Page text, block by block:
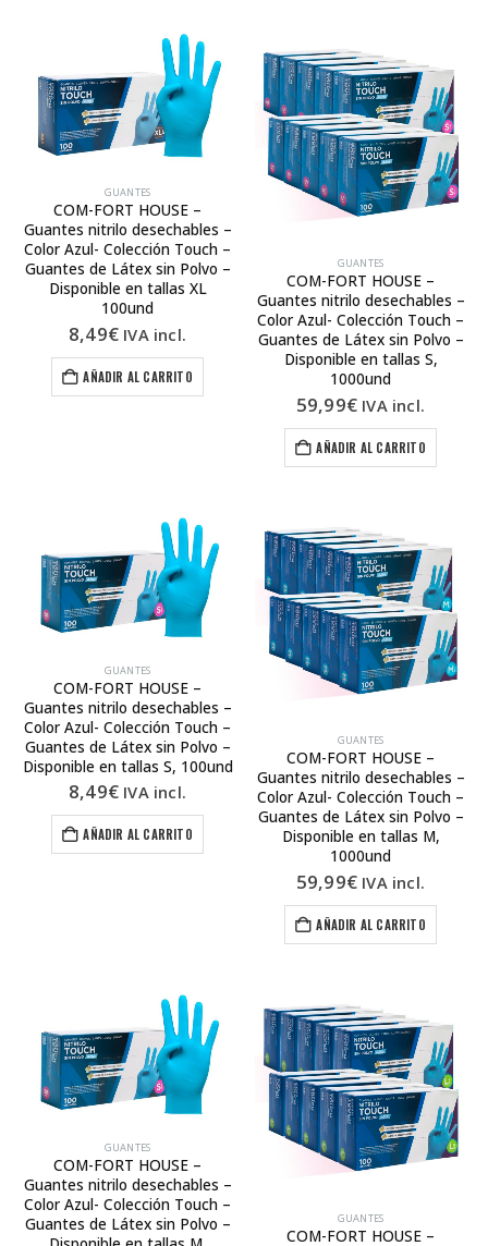
GUANTES
COM-FORT HOUSE –
Guantes nitrilo desechables –
Color Azul- Colección Touch –
Guantes de Látex sin Polvo –
Disponible en tallas XL
100und
8,49€ IVA incl.
AÑADIR AL CARRITO
GUANTES
COM-FORT HOUSE –
Guantes nitrilo desechables –
Color Azul- Colección Touch –
Guantes de Látex sin Polvo –
Disponible en tallas S,
1000und
59,99€ IVA incl.
AÑADIR AL CARRITO
GUANTES
COM-FORT HOUSE –
Guantes nitrilo desechables –
Color Azul- Colección Touch –
Guantes de Látex sin Polvo –
Disponible en tallas S, 100und
8,49€ IVA incl.
AÑADIR AL CARRITO
GUANTES
COM-FORT HOUSE –
Guantes nitrilo desechables –
Color Azul- Colección Touch –
Guantes de Látex sin Polvo –
Disponible en tallas M,
1000und
59,99€ IVA incl.
AÑADIR AL CARRITO
GUANTES
COM-FORT HOUSE –
Guantes nitrilo desechables –
Color Azul- Colección Touch –
Guantes de Látex sin Polvo –
GUANTES
COM-FORT HOUSE –